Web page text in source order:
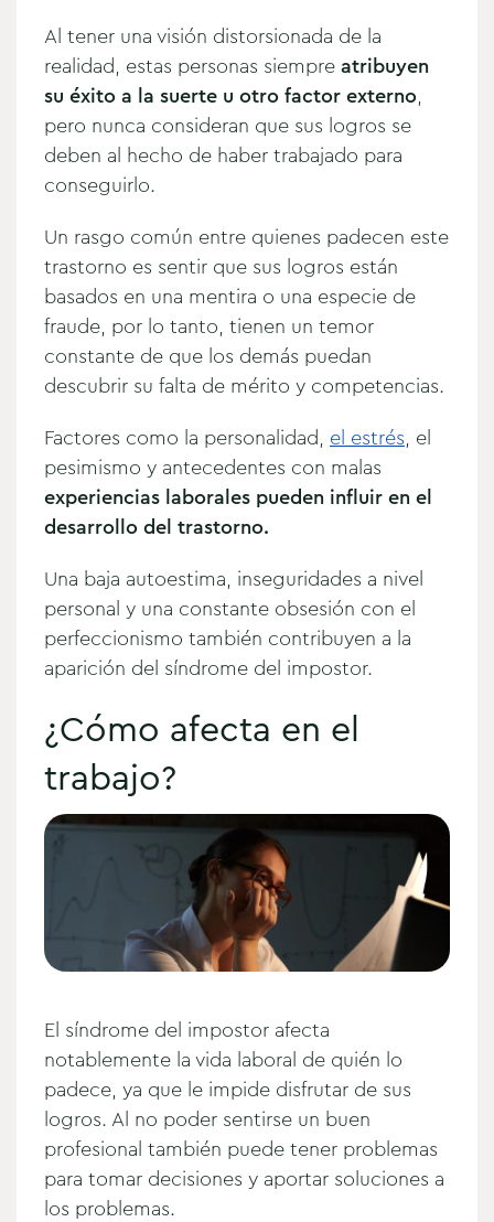
Al tener una visión distorsionada de la
realidad, estas personas siempreatribuyen
su éxito a la suerte u otro factor externo,
pero nunca consideran que sus logros se
deben al hecho de haber trabajado para
conseguirlo.
Un rasgo común entre quienes padecen este
trastorno es sentir que sus logros están
basados en una mentira o una especie de
fraude, por lo tanto, tienen un temor
constante de que los demás puedan
descubrir su falta de mérito y competencias.
Factores como la personalidad, el estrés, el
pesimismo y antecedentes con malas
experiencias laborales pueden influir en el
desarrollo del trastorno.
Una baja autoestima, inseguridades a nivel
personal y una constante obsesión con el
perfeccionismo también contribuyen a la
aparición del síndrome del impostor.
¿Cómo afecta en el
trabajo?
El síndrome del impostor afecta
notablemente la vida laboral de quién lo
padece, ya que le impide disfrutar de sus
logros. Al no poder sentirse un buen
profesional también puede tener problemas
para tomar decisiones y aportar soluciones a
los problemas.